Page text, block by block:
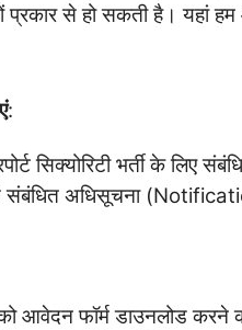
से हो सकती है। यहां हम
:
सिक्योरिटी भर्ती के लिए
से संबंधित अधिसूचना
आवेदन फॉर्म डाउनलोड करने